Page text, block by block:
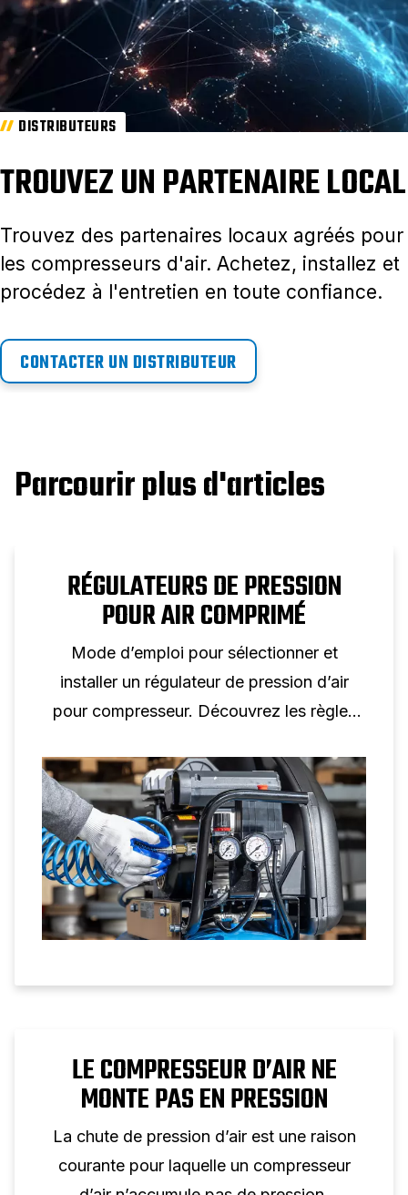
DISTRIBUTEURS
TROUVEZ UN PARTENAIRE LOCAL
Trouvez des partenaires locaux agréés pour
les compresseurs d'air. Achetez, installez et
procédez à l'entretien en toute confiance.
CONTACTER UN DISTRIBUTEUR
Parcourir plus d'articles
RÉGULATEURS DE PRESSION
POUR AIR COMPRIMÉ
Mode d’emploi pour sélectionner et
installer un régulateur de pression d’air
pour compresseur. Découvrez les règles
manomètres et des conseils d’installation
pour un contrôle fiable de la pression d’air.
LE COMPRESSEUR D’AIR NE
MONTE PAS EN PRESSION
La chute de pression d’air est une raison
courante pour laquelle un compresseur